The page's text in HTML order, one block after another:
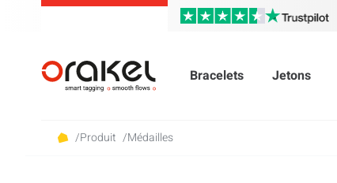
Bracelets Jetons
/Produit /Médailles